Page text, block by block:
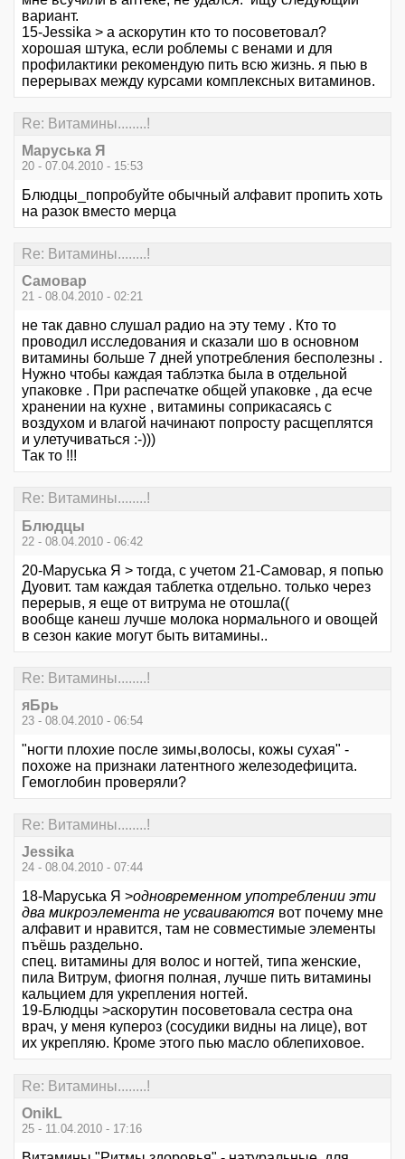
вариант.
15-Jessika > а аскорутин кто то посоветовал?
хорошая штука, если роблемы с венами и для
профилактики рекомендую пить всю жизнь. я пью в
перерывах между курсами комплексных витаминов.
Re: Витамины........!
Маруська Я
20 - 07.04.2010 - 15:53
Блюдцы_попробуйте обычный алфавит пропить хоть
на разок вместо мерца
Re: Витамины........!
Самовар
21 - 08.04.2010 - 02:21
не так давно слушал радио на эту тему . Кто то
проводил исследования и сказали шо в основном
витамины больше 7 дней употребления бесполезны .
Нужно чтобы каждая таблэтка была в отдельной
упаковке . При распечатке общей упаковке , да есче
хранении на кухне , витамины соприкасаясь с
воздухом и влагой начинают попросту расщеплятся
и улетучиваться :-)))
Так то !!!
Re: Витамины........!
Блюдцы
22 - 08.04.2010 - 06:42
20-Маруська Я > тогда, с учетом 21-Самовар, я попью
Дуовит. там каждая таблетка отдельно. только через
перерыв, я еще от витрума не отошла((
вообще канеш лучше молока нормального и овощей
в сезон какие могут быть витамины..
Re: Витамины........!
яБрь
23 - 08.04.2010 - 06:54
"ногти плохие после зимы,волосы, кожы сухая" -
похоже на признаки латентного железодефицита.
Гемоглобин проверяли?
Re: Витамины........!
Jessika
24 - 08.04.2010 - 07:44
18-Маруська Я >одновременном употреблении эти
два микроэлемента не усваиваются вот почему мне
алфавит и нравится, там не совместимые элементы
пъёшь раздельно.
спец. витамины для волос и ногтей, типа женские,
пила Витрум, фиогня полная, лучше пить витамины
кальцием для укрепления ногтей.
19-Блюдцы >аскорутин посоветовала сестра она
врач, у меня купероз (сосудики видны на лице), вот
их укрепляю. Кроме этого пью масло облепиховое.
Re: Витамины........!
OnikL
25 - 11.04.2010 - 17:16